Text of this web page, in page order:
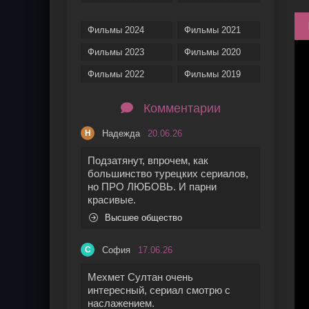
Фильмы 2024
Фильмы 2023
Фильмы 2022
Фильмы 2021
Фильмы 2020
Фильмы 2019
Комментарии
Н Надежда 20.06.26
Подзатянут, впрочем, как
большинство турецких сериалов,
но ПРО ЛЮБОВЬ. И парни
красивые.
Высшее общество
С София 17.06.26
Мехмет Султан очень
интересный, сериал смотрю с
наслажением.